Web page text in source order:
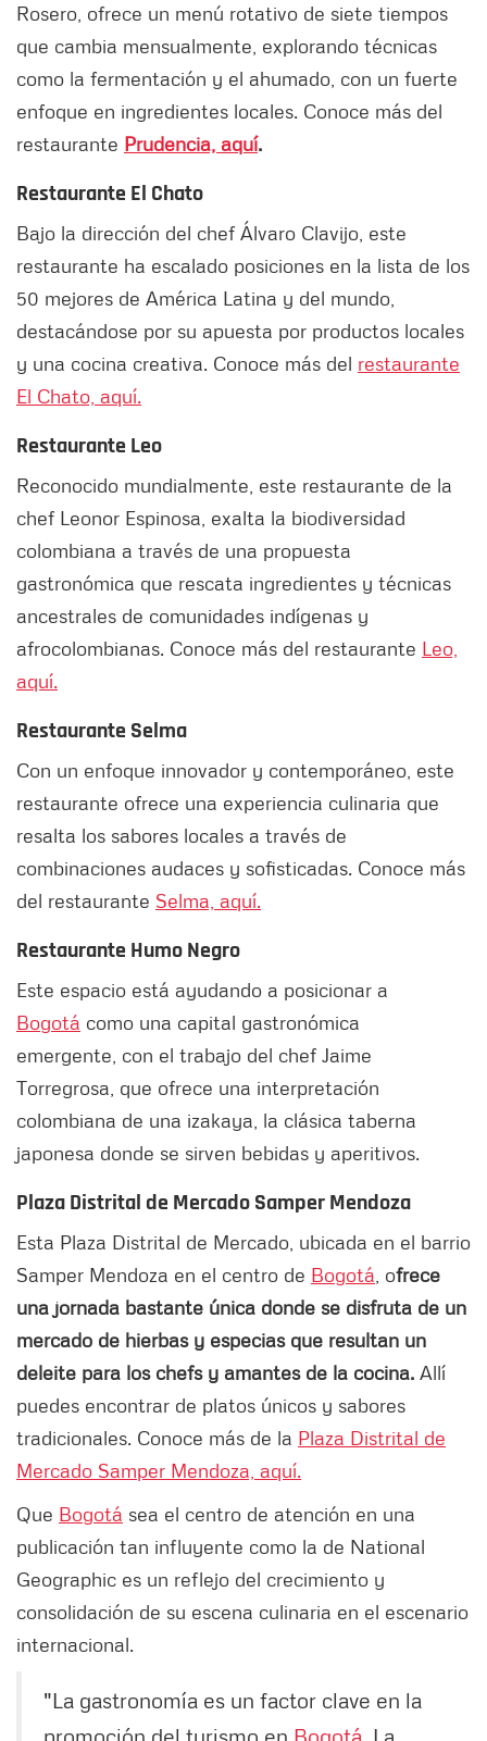
Rosero, ofrece un menú rotativo de siete tiempos
que cambia mensualmente, explorando técnicas
como la fermentación y el ahumado, con un fuerte
enfoque en ingredientes locales. Conoce más del
restaurante Prudencia, aquí.
Restaurante El Chato
Bajo la dirección del chef Álvaro Clavijo, este
restaurante ha escalado posiciones en la lista de los
50 mejores de América Latina y del mundo,
destacándose por su apuesta por productos locales
y una cocina creativa. Conoce más del restaurante
El Chato, aquí.
Restaurante Leo
Reconocido mundialmente, este restaurante de la
chef Leonor Espinosa, exalta la biodiversidad
colombiana a través de una propuesta
gastronómica que rescata ingredientes y técnicas
ancestrales de comunidades indígenas y
afrocolombianas. Conoce más del restaurante Leo,
aquí.
Restaurante Selma
Con un enfoque innovador y contemporáneo, este
restaurante ofrece una experiencia culinaria que
resalta los sabores locales a través de
combinaciones audaces y sofisticadas. Conoce más
del restaurante Selma, aquí.
Restaurante Humo Negro
Este espacio está ayudando a posicionar a
Bogotá como una capital gastronómica
emergente, con el trabajo del chef Jaime
Torregrosa, que ofrece una interpretación
colombiana de una izakaya, la clásica taberna
japonesa donde se sirven bebidas y aperitivos.
Plaza Distrital de Mercado Samper Mendoza
Esta Plaza Distrital de Mercado, ubicada en el barrio
Samper Mendoza en el centro de Bogotá , ofrece
una jornada bastante única donde se disfruta de un
mercado de hierbas y especias que resultan un
deleite para los chefs y amantes de la cocina. Allí
puedes encontrar de platos únicos y sabores
tradicionales. Conoce más de la Plaza Distrital de
Mercado Samper Mendoza, aquí.
Que Bogotá sea el centro de atención en una
publicación tan influyente como la de National
Geographic es un reflejo del crecimiento y
consolidación de su escena culinaria en el escenario
internacional.
"La gastronomía es un factor clave en la
promoción del turismo en Bogotá . La